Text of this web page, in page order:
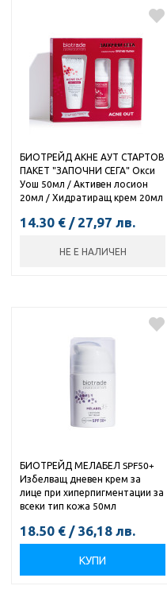
БИОТРЕЙД АКНЕ АУТ СТАРТОВ
ПАКЕТ "ЗАПОЧНИ СЕГА" Окси
Уош 50мл / Активен лосион
20мл / Хидратиращ крем 20мл
14.30 € / 27,97 лв.
НЕ Е НАЛИЧЕН
БИОТРЕЙД МЕЛАБЕЛ SPF50+
Избелващ дневен крем за
лице при хиперпигментации за
всеки тип кожа 50мл
18.50 € / 36,18 лв.
КУПИ